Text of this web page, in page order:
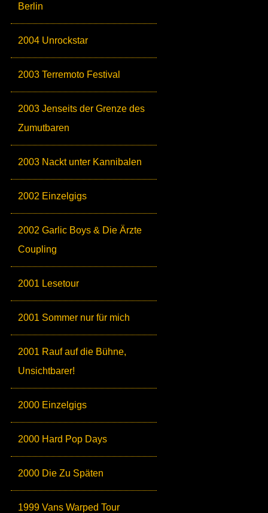
Berlin
2004 Unrockstar
2003 Terremoto Festival
2003 Jenseits der Grenze des
Zumutbaren
2003 Nackt unter Kannibalen
2002 Einzelgigs
2002 Garlic Boys & Die Ärzte
Coupling
2001 Lesetour
2001 Sommer nur für mich
2001 Rauf auf die Bühne,
Unsichtbarer!
2000 Einzelgigs
2000 Hard Pop Days
2000 Die Zu Späten
1999 Vans Warped Tour